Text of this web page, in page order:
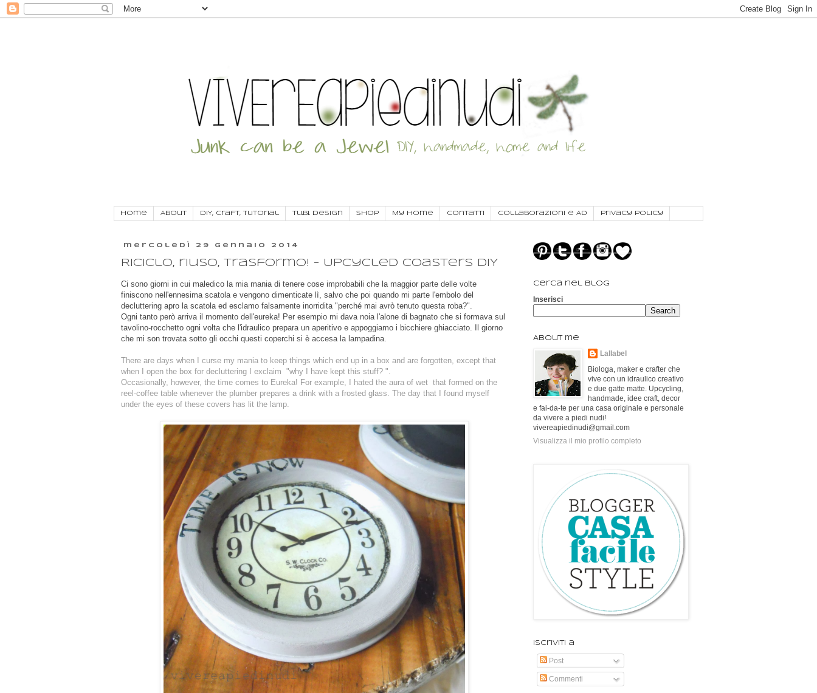
Home About DIY, craft, tutorial Tu.Bi. Design SHOP My Home Contatti Collaborazioni e AD Privacy Policy
mercoledì 29 gennaio 2014
Riciclo, riuso, trasformo! - Upcycled coasters DIY
Ci sono giorni in cui maledico la mia mania di tenere cose improbabili che la maggior parte delle volte
finiscono nell'ennesima scatola e vengono dimenticate lì, salvo che poi quando mi parte l'embolo del
decluttering apro la scatola ed esclamo falsamente inorridita "perché mai avrò tenuto questa roba?".
Ogni tanto però arriva il momento dell'eureka! Per esempio mi dava noia l'alone di bagnato che si formava sul
tavolino-rocchetto ogni volta che l'idraulico prepara un aperitivo e appoggiamo i bicchiere ghiacciato. Il giorno
che mi son trovata sotto gli occhi questi coperchi si è accesa la lampadina.
There are days when I curse my mania to keep things which end up in a box and are forgotten, except that
when I open the box for decluttering I exclaim "why I have kept this stuff? ".
Occasionally, however, the time comes to Eureka! For example, I hated the aura of wet that formed on the
reel-coffee table whenever the plumber prepares a drink with a frosted glass. The day that I found myself
under the eyes of these covers has lit the lamp.
Cerca nel blog
Inserisci
About me
Lallabel
Biologa, maker e crafter che
vive con un idraulico creativo
e due gatte matte. Upcycling,
handmade, idee craft, decor
e fai-da-te per una casa originale e personale
da vivere a piedi nudi!
vivereapiedinudi@gmail.com
Visualizza il mio profilo completo
Iscriviti a
Post
Commenti